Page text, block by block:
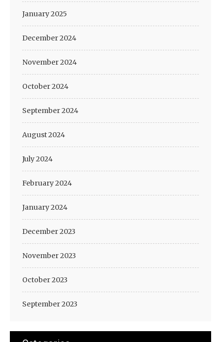
January 2025
December 2024
November 2024
October 2024
September 2024
August 2024
July 2024
February 2024
January 2024
December 2023
November 2023
October 2023
September 2023